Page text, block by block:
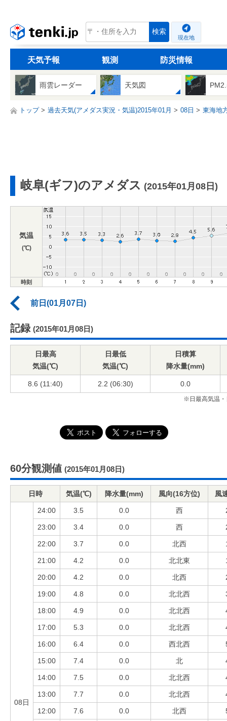
tenki.jp 検索
現在地
天気予報 観測 防災情報
雨雲レーダー 天気図
トップ 過去天気(アメダス実況・気温)2015年01月 08日 東海地
岐阜(ギフ)のアメダス (2015年01月08日)
気温
(℃)
時刻
前日(01月07日)
記録 (2015年01月08日)
日最高
気温(℃)
日最低
気温(℃)
日積算
降水量(mm)
8.6 (11:40) 2.2 (06:30) 0.0
※日最高気温・
60分観測値 (2015年01月08日)
日時 気温(℃) 降水量(mm) 風向(16方位) 風
08日
24:00 3.5 0.0 西
23:00 3.4 0.0 西
22:00 3.7 0.0 北西
21:00 4.2 0.0 北北東
20:00 4.2 0.0 北西
19:00 4.8 0.0 北北西
18:00 4.9 0.0 北北西
17:00 5.3 0.0 北北西
16:00 6.4 0.0 西北西
15:00 7.4 0.0 北
14:00 7.5 0.0 北北西
13:00 7.7 0.0 北北西
12:00 7.6 0.0 北西